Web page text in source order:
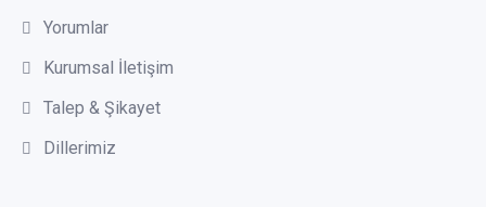
Yorumlar
Kurumsal İletişim
Talep & Şikayet
Dillerimiz